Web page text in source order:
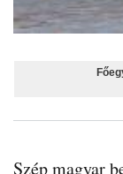
Szép magyar